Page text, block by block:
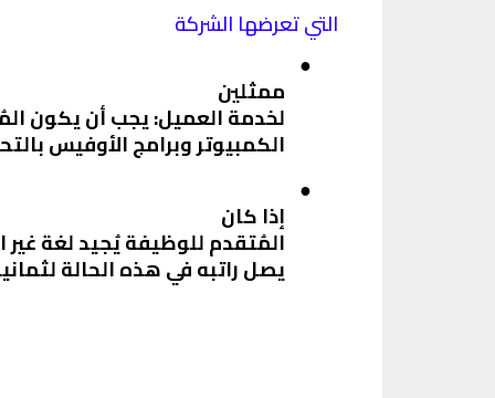
التي تعرضها الشركة
●
ممثلين
لخدمة العميل: يجب أن يكون
الكمبيوتر وبرامج الأوفيس
●
إذا كان
المُتقدم للوظيفة يُجيد لغة غير
يصل راتبه في هذه الحالة